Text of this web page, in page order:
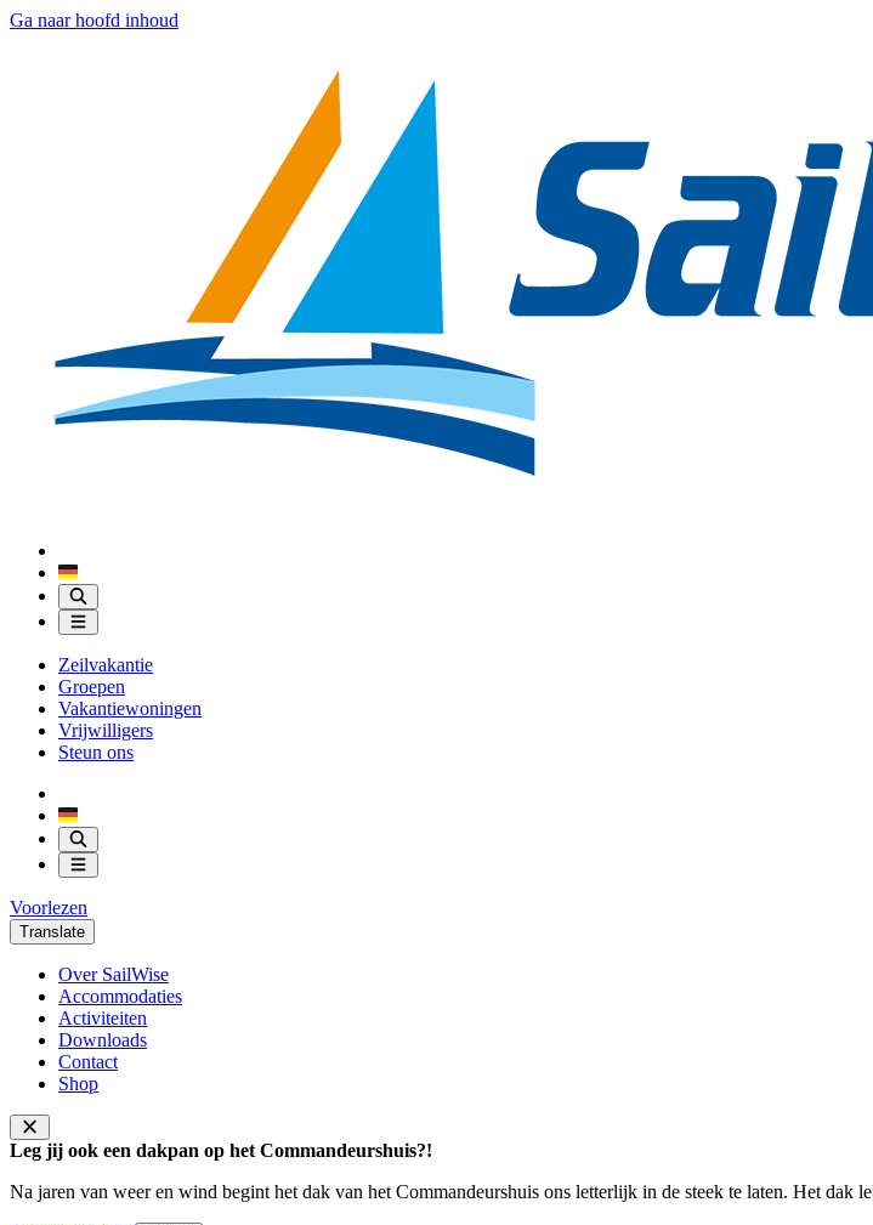
Ga naar hoofd inhoud
Zeilvakantie
Groepen
Vakantiewoningen
Vrijwilligers
Steun ons
Voorlezen
Translate
Over SailWise
Accommodaties
Activiteiten
Downloads
Contact
Shop
Leg jij ook een dakpan op het Commandeurshuis?!
Na jaren van weer en wind begint het dak van het Commandeurshuis ons letterlijk in de steek te laten. Het dak